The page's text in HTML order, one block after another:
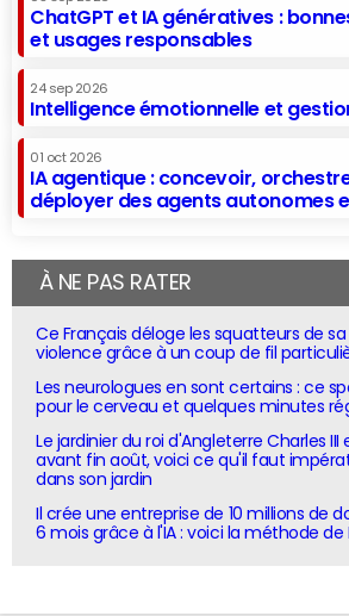
ChatGPT et IA génératives :
et usages responsables
24 sep 2026
Intelligence émotionnelle et
01 oct 2026
IA agentique : concevoir,
déployer des agents autonomes
À NE PAS RATER
Ce Français déloge les squatteurs de
violence grâce à un coup de fil
Les neurologues en sont certains : ce
pour le cerveau et quelques minutes
Le jardinier du roi d'Angleterre Charles
avant fin août, voici ce qu'il faut
dans son jardin
Il crée une entreprise de 10 millions de
6 mois grâce à l'IA : voici la méthode de